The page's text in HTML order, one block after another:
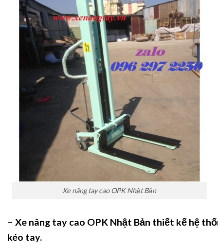
Xe nâng tay cao OPK Nhật Bản
– Xe nâng tay cao OPK Nhật Bản thiết kế hệ
kéo tay.